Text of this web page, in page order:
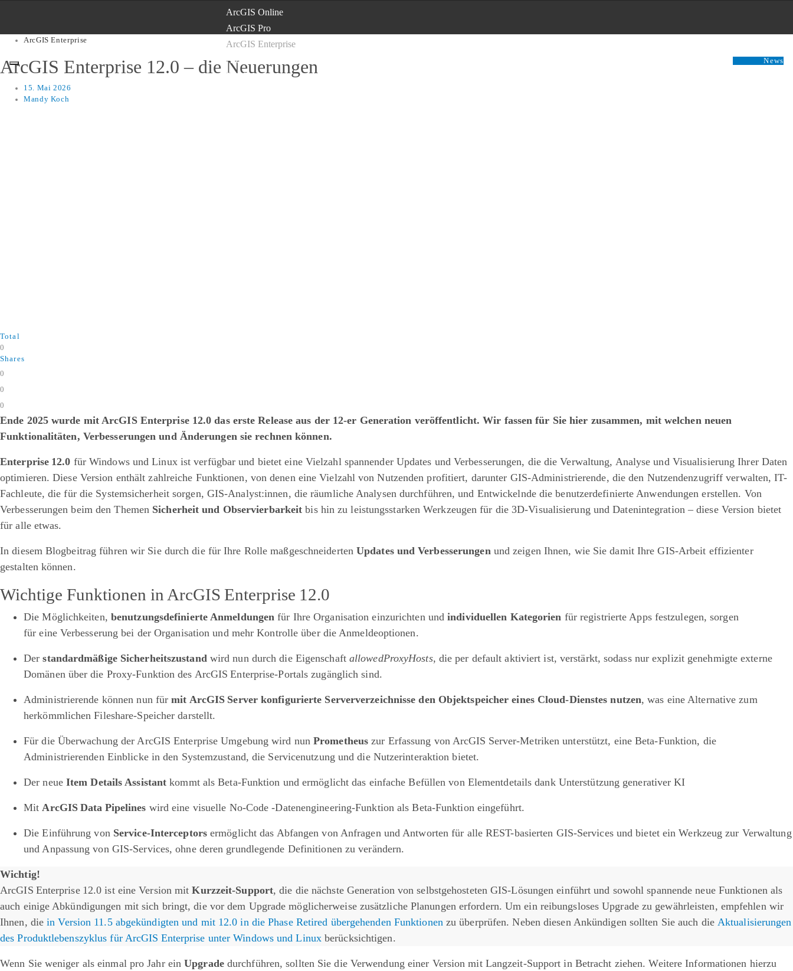
ArcGIS Online
ArcGIS Pro
ArcGIS Enterprise
ArcGIS Living Atlas
Esri Developer
News
ArcGIS Enterprise
​​ArcGIS Enterprise 12.0 – die Neuerungen​
15. Mai 2026
Mandy Koch
Total
0
Shares
0
0
0
​​​Ende 2025 wurde mit ArcGIS Enterprise 12.0 das erste Release aus der 12-er Generation veröffentlicht. Wir fassen für Sie hier zusammen, mit welchen neuen
Funktionalitäten, Verbesserungen und Änderungen sie rechnen können.​​
Enterprise 12.0 für Windows und Linux ist verfügbar und bietet eine Vielzahl spannender Updates und Verbesserungen, die die Verwaltung, Analyse und Visualisierung Ihrer Daten
optimieren. Diese Version enthält zahlreiche Funktionen, von denen eine Vielzahl von Nutzenden profitiert, darunter GIS-Administrierende, die den Nutzendenzugriff verwalten, IT-
Fachleute, die für die Systemsicherheit sorgen, GIS-Analyst:innen, die räumliche Analysen durchführen, und Entwickelnde die benutzerdefinierte Anwendungen erstellen. Von
Verbesserungen beim den Themen Sicherheit und Observierbarkeit bis hin zu leistungsstarken Werkzeugen für die 3D-Visualisierung und Datenintegration – diese Version bietet
für alle etwas.
In diesem Blogbeitrag führen wir Sie durch die für Ihre Rolle maßgeschneiderten Updates und Verbesserungenund zeigen Ihnen, wie Sie damit Ihre GIS-Arbeit effizienter
gestalten können.
Wichtige Funktionen in ArcGIS Enterprise 12.0
Die Möglichkeiten, benutzungsdefinierte Anmeldungen für Ihre Organisation einzurichten undindividuellen Kategorien für registrierte Apps festzulegen, sorgen
für eine Verbesserung bei der Organisation und mehr Kontrolle über die Anmeldeoptionen.
Derstandardmäßige Sicherheitszustandwird nun durch die Eigenschaft allowedProxyHosts, die per default aktiviert ist, verstärkt, sodass nur explizit genehmigte externe
Domänen über die Proxy-Funktion des ArcGIS Enterprise-Portals zugänglich sind.
Administrierende können nun fürmit ArcGIS Server konfigurierte Serververzeichnisse den Objektspeicher eines Cloud-Dienstes nutzen, was eine Alternative zum
herkömmlichen Fileshare-Speicher darstellt.
Für die Überwachung der ArcGIS Enterprise Umgebung wird nun Prometheuszur Erfassung von ArcGIS Server-Metriken unterstützt, eine Beta-Funktion, die
Administrierenden Einblicke in den Systemzustand, die Servicenutzung und die Nutzerinteraktion bietet.
Der neue Item Details Assistant kommt als Beta-Funktion und ermöglicht das einfache Befüllen von Elementdetails dank Unterstützung generativer KI
Mit ArcGIS Data Pipelines wird eine visuelle No-Code -Datenengineering-Funktion als Beta-Funktion eingeführt.
Die Einführung von Service-Interceptorsermöglicht das Abfangen von Anfragen und Antworten für alle REST-basierten GIS-Services und bietet ein Werkzeug zur Verwaltung
und Anpassung von GIS-Services, ohne deren grundlegende Definitionen zu verändern.
Wichtig!
ArcGIS Enterprise 12.0 ist eine Version mitKurzzeit-Support, die die nächste Generation von selbstgehosteten GIS-Lösungen einführt und sowohl spannende neue Funktionen als
auch einige Abkündigungen mit sich bringt, die vor dem Upgrade möglicherweise zusätzliche Planungen erfordern. Um ein reibungsloses Upgrade zu gewährleisten, empfehlen wir
Ihnen, diein Version 11.5 abgekündigten und mit 12.0 in die Phase Retired übergehenden Funktionenzu überprüfen. Neben diesen Ankündigen sollten Sie auch die Aktualisierungen
des Produktlebenszyklus für ArcGIS Enterprise unter Windows und Linuxberücksichtigen.
Wenn Sie weniger als einmal pro Jahr einUpgradedurchführen, sollten Sie die Verwendung einer Version mit Langzeit-Support in Betracht ziehen. Weitere Informationen hierzu